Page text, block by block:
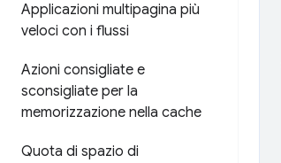
Applicazioni multipagina più
veloci con i flussi
Azioni consigliate e
sconsigliate per la
memorizzazione nella cache
Quota di spazio di